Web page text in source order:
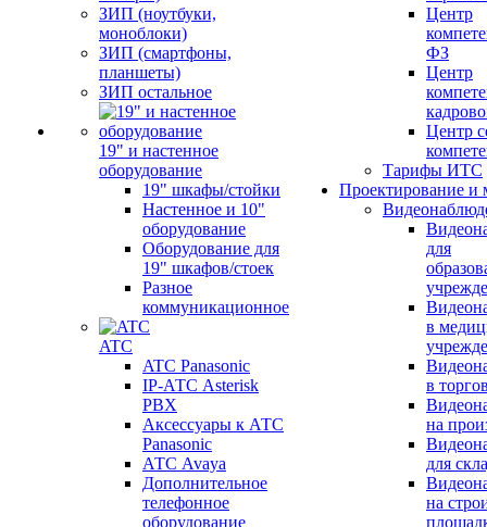
ЗИП (ноутбуки,
моноблоки)
ЗИП (смартфоны,
планшеты)
ЗИП остальное
19" и настенное
оборудование
19" шкафы/стойки
Настенное и 10"
оборудование
Оборудование для
19" шкафов/стоек
Разное
коммуникационное
ATC
ATC Panasonic
IP-АТС Asterisk
PBX
Аксессуары к АТС
Panasonic
АТС Avaya
Дополнительное
телефонное
оборудование
Центр
ФЗ
Центр
Центр
Тарифы ИТС
Проектирование и
для
в
в
на
для
на